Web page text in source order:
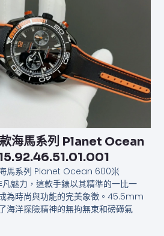
海馬系列​ Planet Ocean
馬系列​ Planet Ocean 600米
凡魅力，這款手錶以其精準的一比一
為時尚與功能的完美象徵。45.5mm
海洋探險精神的無拘無束和磅礡氣